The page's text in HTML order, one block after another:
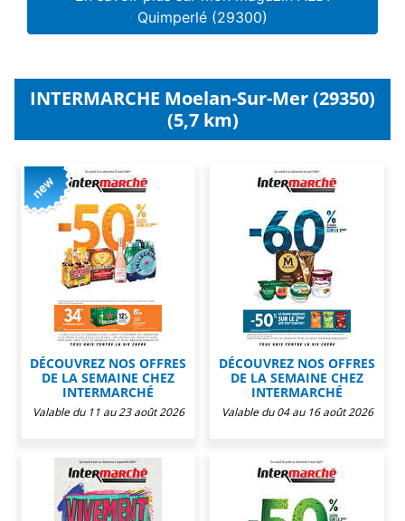
Quimperlé (29300)
INTERMARCHE Moelan-Sur-Mer (29350)
(5,7 km)
DÉCOUVREZ NOS OFFRES
DE LA SEMAINE CHEZ
INTERMARCHÉ
Valable du 11 au 23 août 2026
DÉCOUVREZ NOS OFFRES
DE LA SEMAINE CHEZ
INTERMARCHÉ
Valable du 04 au 16 août 2026